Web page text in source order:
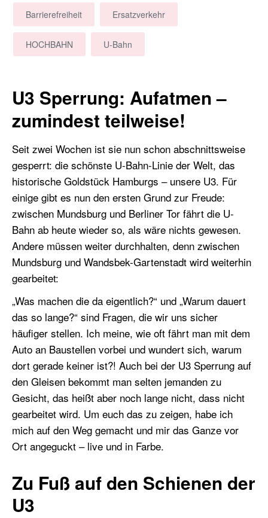
Barrierefreiheit Ersatzverkehr
HOCHBAHN U-Bahn
U3 Sperrung: Aufatmen –
zumindest teilweise!
Seit zwei Wochen ist sie nun schon abschnittsweise
gesperrt: die schönste U-Bahn-Linie der Welt, das
historische Goldstück Hamburgs – unsere U3. Für
einige gibt es nun den ersten Grund zur Freude:
zwischen Mundsburg und Berliner Tor fährt die U-
Bahn ab heute wieder so, als wäre nichts gewesen.
Andere müssen weiter durchhalten, denn zwischen
Mundsburg und Wandsbek-Gartenstadt wird weiterhin
gearbeitet:
„Was machen die da eigentlich?“ und „Warum dauert
das so lange?“ sind Fragen, die wir uns sicher
häufiger stellen. Ich meine, wie oft fährt man mit dem
Auto an Baustellen vorbei und wundert sich, warum
dort gerade keiner ist?! Auch bei der U3 Sperrung auf
den Gleisen bekommt man selten jemanden zu
Gesicht, das heißt aber noch lange nicht, dass nicht
gearbeitet wird. Um euch das zu zeigen, habe ich
mich auf den Weg gemacht und mir das Ganze vor
Ort angeguckt – live und in Farbe.
Zu Fuß auf den Schienen der
U3